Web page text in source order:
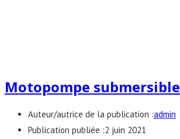
Motopompe submersible
Auteur/autrice de la publication :admin
Publication publiée :2 juin 2021